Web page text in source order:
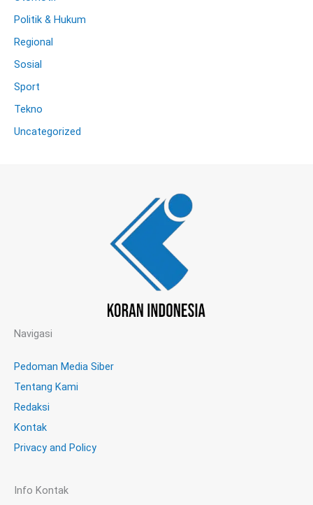
Politik & Hukum
Regional
Sosial
Sport
Tekno
Uncategorized
Navigasi
Pedoman Media Siber
Tentang Kami
Redaksi
Kontak
Privacy and Policy
Info Kontak